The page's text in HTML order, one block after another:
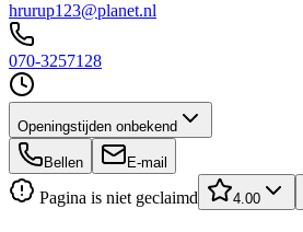
hrurup123@planet.nl
070-3257128
Openingstijden onbekend
Bellen E-mail
Pagina is niet geclaimd 4.00